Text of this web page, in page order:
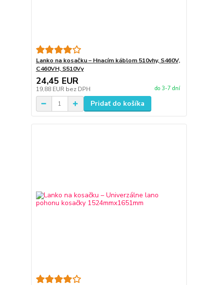
Lanko na kosačku – Hnacím káblom 510vhy, S460V,
C460VH, S510Vy
24,45 EUR
19,88 EUR bez DPH do 3-7 dní
Pridať do košíka